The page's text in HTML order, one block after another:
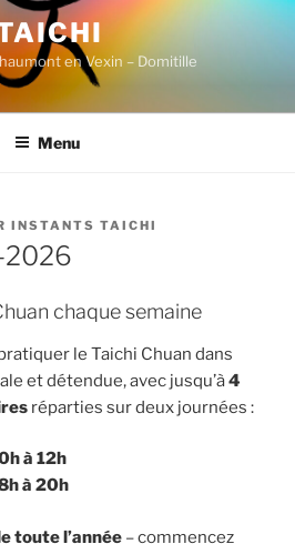
en Vexin – Domitille
Menu
INSTANTS TAICHI
2026
chaque semaine
le Taichi Chuan dans
et détendue, avec jusqu’à4
réparties sur deux journées :
à 12h
à 20h
toute l’année – commencez